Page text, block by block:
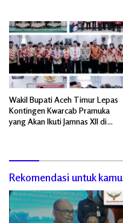
Wakil Bupati Aceh Timur Lepas
Kontingen Kwarcab Pramuka
yang Akan Ikuti Jamnas XII di
Rekomendasi untuk kamu